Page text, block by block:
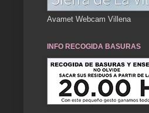
Avamet Webcam Villena
INFO RECOGIDA BASURAS